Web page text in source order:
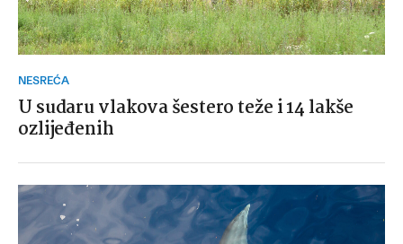
NESREĆA
U sudaru vlakova šestero teže i 14 lakše
ozlijeđenih